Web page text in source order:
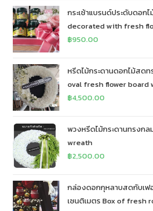
กระเช้าแบรนด์ประดับดอก
decorated with fresh
฿950.00
หรีดไม้กระดานดอกไม้สด
oval fresh flower board
฿4,500.00
พวงหรีดไม้กระดานทรงก
wreath
฿2,500.00
กล่องดอกกุหลาบสดกับเฟ
เซนติเมตร Box of fresh